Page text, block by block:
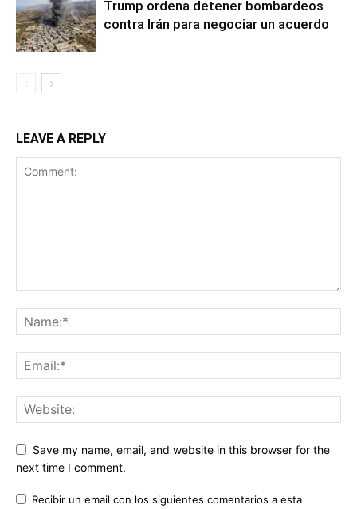
Trump ordena detener bombardeos
contra Irán para negociar un acuerdo
LEAVE A REPLY
Save my name, email, and website in this browser for the
next time I comment.
Recibir un email con los siguientes comentarios a esta